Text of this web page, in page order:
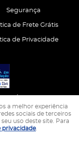
Segurança
de Frete Grátis
de Privacidade
a melhor experiência
sociais de terceiros
uso deste site. Para
privacidade.